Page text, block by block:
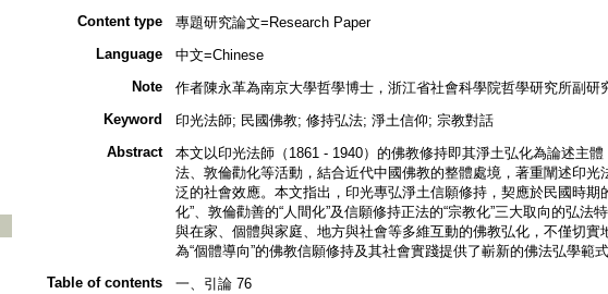
Content type
專題研究論文=Research Paper
Language
中文=Chinese
Note
作者陳永革為南京大學哲學博士，浙江省社會科學院哲學研究所副研
Keyword
印光法師; 民國佛教; 修持弘法; 淨土信仰; 宗教對話
Abstract
本文以印光法師（1861 - 1940）的佛教修持即其淨土弘化為論述主
法、敦倫勸化等活動，結合近代中國佛教的整體處境，著重闡述印
泛的社會效應。本文指出，印光專弘淨土信願修持，契應於民國時期
化”、敦倫勸善的“人間化”及信願修持正法的“宗教化”三大取向的弘
與在家、個體與家庭、地方與社會等多維互動的佛教弘化，不僅切
為“個體導向”的佛教信願修持及其社會實踐提供了嶄新的佛法弘學範
Table of contents
一、引論 76